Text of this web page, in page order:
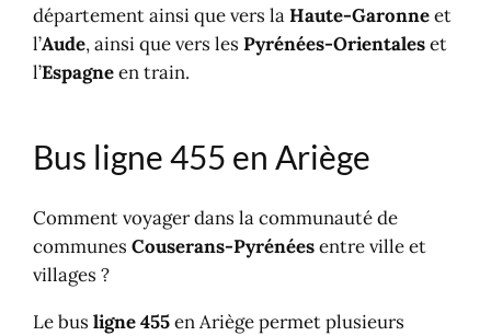
département ainsi que vers laHaute-Garonneet
l’Aude, ainsi que vers lesPyrénées-Orientaleset
l’Espagneen train.
Bus ligne 455 en Ariège
Comment voyager dans la communauté de
communesCouserans-Pyrénéesentre ville et
villages ?
Le busligne 455en Ariège permet plusieurs